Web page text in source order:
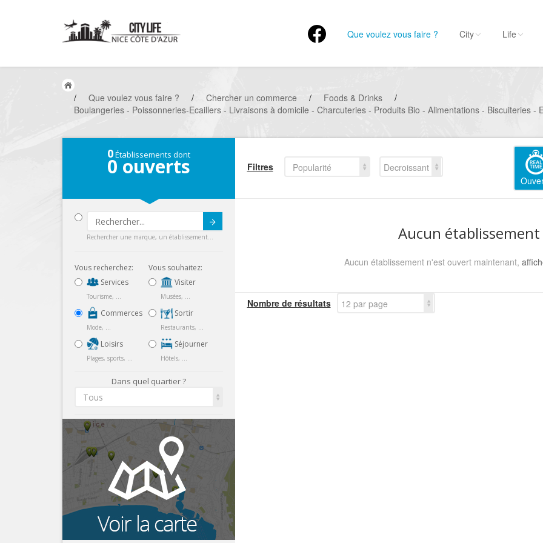
Que voulez vous faire ? City Life
/ Que voulez vous faire ? / Chercher un commerce / Foods & Drinks
/
Boulangeries - Poissonneries-Ecaillers - Livraisons à domicile - Charcuteries - Produits Bio - Alimentations - Biscuiteries -
0Établissements dont
0 ouverts
Rechercher une marque, un établissement...
Vous recherchez:
Services
Tourisme, ...
Commerces
Mode, ...
Loisirs
Plages, sports, ...
Vous souhaitez:
Visiter
Musées, ...
Sortir
Restaurants, ...
Séjourner
Hôtels, ...
Dans quel quartier ?
Tous
Filtres Popularité
Decroissant
Aucun
Aucun établissement n'est ouvert maintenant,
Nombre de résultats 12 par page